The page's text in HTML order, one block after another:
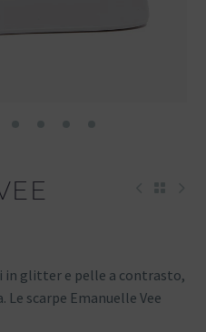
in glitter e pelle a contrasto,
Le scarpe Emanuelle Vee